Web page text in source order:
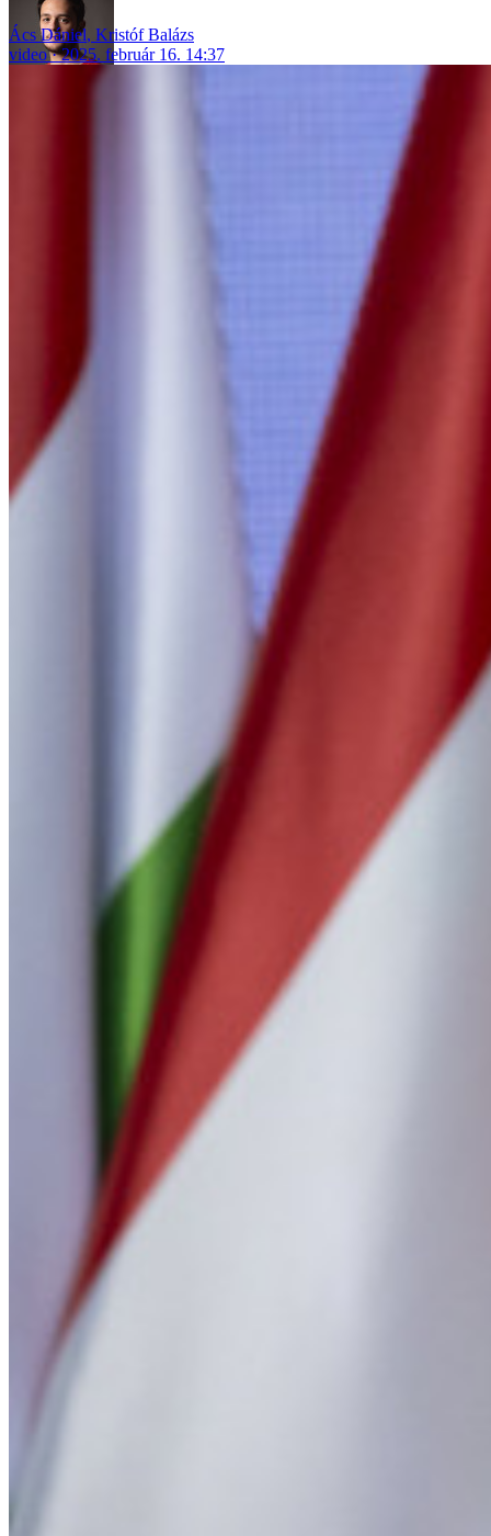
Ács Dániel, Kristóf Balázs
video
2025. február 16. 14:37